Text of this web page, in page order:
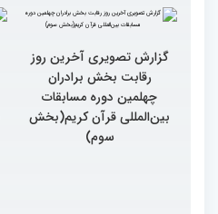
گزارش تصویری آخرین روز
رقابت بخش برادران